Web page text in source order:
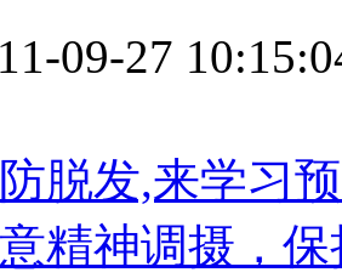
09-27
脱发,来学习
精神调摄，